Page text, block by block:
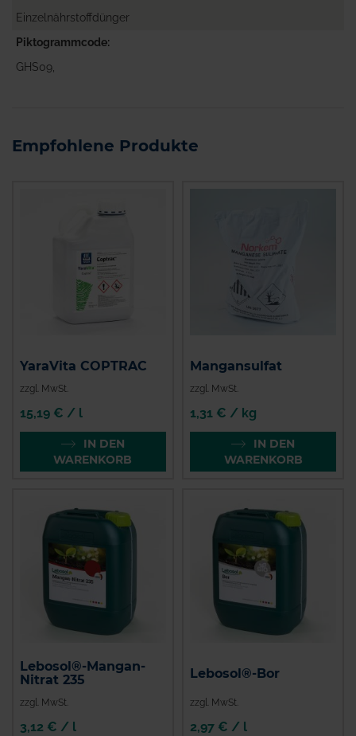
Einzelnährstoffdünger
Piktogrammcode
GHS09,
Empfohlene Produkte
YaraVita COPTRAC
zzgl. MwSt.
15,19 € / l
IN DEN
WARENKORB
Mangansulfat
zzgl. MwSt.
1,31 € / kg
IN DEN
WARENKORB
Lebosol®-Mangan-
Nitrat 235
zzgl. MwSt.
3,12 € / l
Lebosol®-Bor
zzgl. MwSt.
2,97 € / l